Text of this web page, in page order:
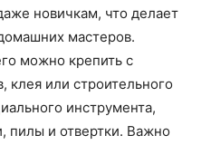
новичкам, что делает
мастеров.
можно крепить с
или строительного
инструмента,
пилы и отвертки. Важно